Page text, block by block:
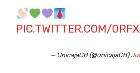
PIC.TWITTER.COM/
— UnicajaCB (@unicajaCB)